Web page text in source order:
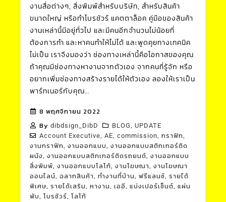
งานสื่อต่างๆ, สิ่งพิมพ์สำหรับบริษัท, สำหรับสินค้า
ขนาดใหญ่ หรือทำโบรชัวร์ แคตตาล็อค คู่มือของสินค้า
งานเหล่านี้มีอยู่ทั่วไป และมีคนอีกจำนวนไม่น้อยที่
ต้องการทำ และหาคนทำให้ไม่ได้ และพูดคุยทางเทคนิค
ไม่เป็น เราจึงมองว่า ช่องทางเหล่านี้คือโอกาสของคุณ
ถ้าคุณมีช่องทางหางานจากตัวเอง จากคนที่รู้จัก หรือ
อยากเพิ่มช่องทางสร้างรายได้ให้ตัวเอง ลองให้เราเป็น
พาร์ทเนอร์กับคุณ...
8 พฤศจิกายน 2022
By dibdsign_DibD BLOG, UPDATE
Account Executive, AE, commission, กราฟิก,
งานกราฟิก,งานออกแบบ,งานออกแบบสติกเกอร์ติด
ผนัง,งานออกแบบสติกเกอร์ติดรถยนต์,งานออกแบบ
สิ่งพิมพ์,งานออกแบบโลโก้,งานโฆษณา,งานโฆษณา
ออนไลน์,ฉลากสินค้า,ทำงานที่บ้าน,ฟรีแลนซ์,รายได้
พิเศษ,รายได้เสริม,หางาน,เออี,แบ่งเปอร์เซ็นต์,แผ่น
พับ,โบรชัวร์,โลโก้